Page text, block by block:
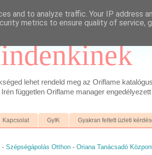
lehet rendeld meg az Oriflame
független Oriflame manager
Kapcsolat GyIK Gyakran feltett üzleti
- Szépségápolás Otthon - Oriana Tanácsadó
and to analyze traffic. Your IP address
metrics to ensure quality of service,